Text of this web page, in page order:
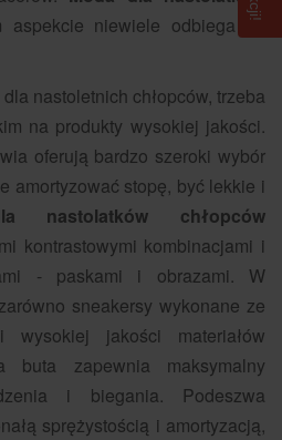
niewiele odbiega od
nastoletnich chłopców, trzeba
na produkty wysokiej jakości.
oferują bardzo szeroki wybór
amortyzować stopę, być lekkie i
nastolatków chłopców
kontrastowymi kombinacjami i
- paskami i obrazami. W
sneakersy wykonane ze
jakości materiałów
buta zapewnia maksymalny
i biegania. Podeszwa
sprężystością i amortyzacją,